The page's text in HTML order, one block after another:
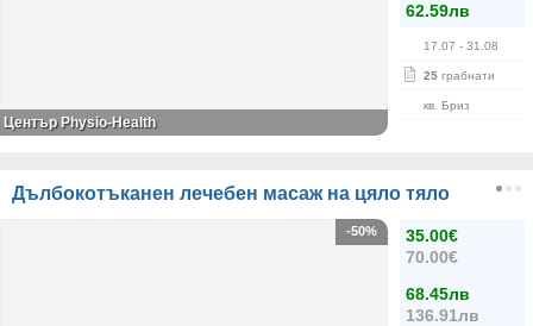
62.59лв
17.07 - 31.08
25 грабнати
кв. Бриз
Център Physio-Health
Дълбокотъканен лечебен масаж на цяло тяло
35.00€
70.00€
68.45лв
136.91лв
-50%